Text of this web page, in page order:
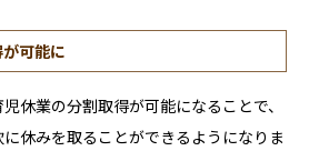
可能に
休業の分割取得が可能になることで、
休みを取ることができるようになりま